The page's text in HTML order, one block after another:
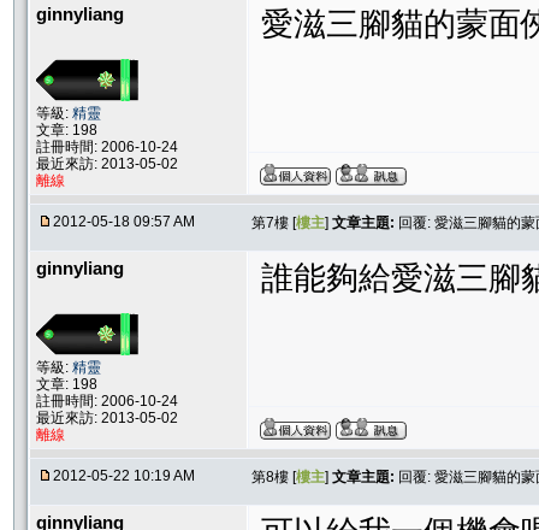
ginnyliang
等級: 精靈
文章: 198
註冊時間: 2006-10-24
最近來訪: 2013-05-02
離線
愛滋三腳貓的蒙面
2012-05-18 09:57 AM 第7樓 [樓主] 文章主題: 回覆: 愛滋三腳貓的
ginnyliang
等級: 精靈
文章: 198
註冊時間: 2006-10-24
最近來訪: 2013-05-02
離線
誰能夠給愛滋三腳
2012-05-22 10:19 AM 第8樓 [樓主] 文章主題: 回覆: 愛滋三腳貓的
ginnyliang